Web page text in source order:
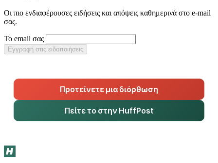
Οι πιο ενδιαφέρουσες ειδήσεις και απόψεις καθημερινά στο e-mail
σας.
Το email σας
Εγγραφή στις ειδοποιήσεις
Προτείνετε μια διόρθωση
Πείτε το στην HuffPost